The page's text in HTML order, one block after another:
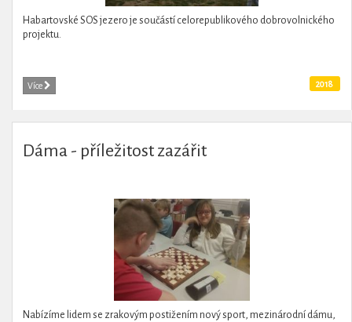
Habartovské SOS jezero je součástí celorepublikového dobrovolnického
projektu.
Více 2018
Dáma - příležitost zazářit
Nabízíme lidem se zrakovým postižením nový sport, mezinárodní dámu,